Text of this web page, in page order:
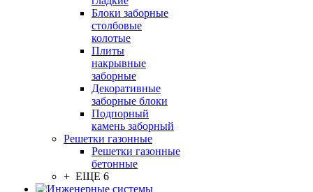
Блоки заборные
столбовые
колотые
Плиты
накрывные
заборные
Декоративные
заборные блоки
Подпорный
камень заборный
Решетки газонные
Решетки газонные
бетонные
+ ЕЩЕ 6